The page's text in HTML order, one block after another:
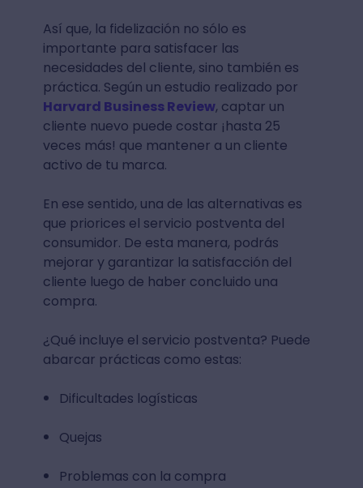
Así que, la fidelización no sólo es
importante para satisfacer las
necesidades del cliente, sino también es
práctica. Según un estudio realizado por
Harvard Business Review, captar un
cliente nuevo puede costar ¡hasta 25
veces más! que mantener a un cliente
activo de tu marca.
En ese sentido, una de las alternativas es
que priorices el servicio postventa del
consumidor. De esta manera, podrás
mejorar y garantizar la satisfacción del
cliente luego de haber concluido una
compra.
¿Qué incluye el servicio postventa? Puede
abarcar prácticas como estas:
Dificultades logísticas
Quejas
Problemas con la compra